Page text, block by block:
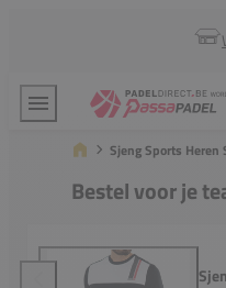
Sjeng Sports Heren
Bestel voor je